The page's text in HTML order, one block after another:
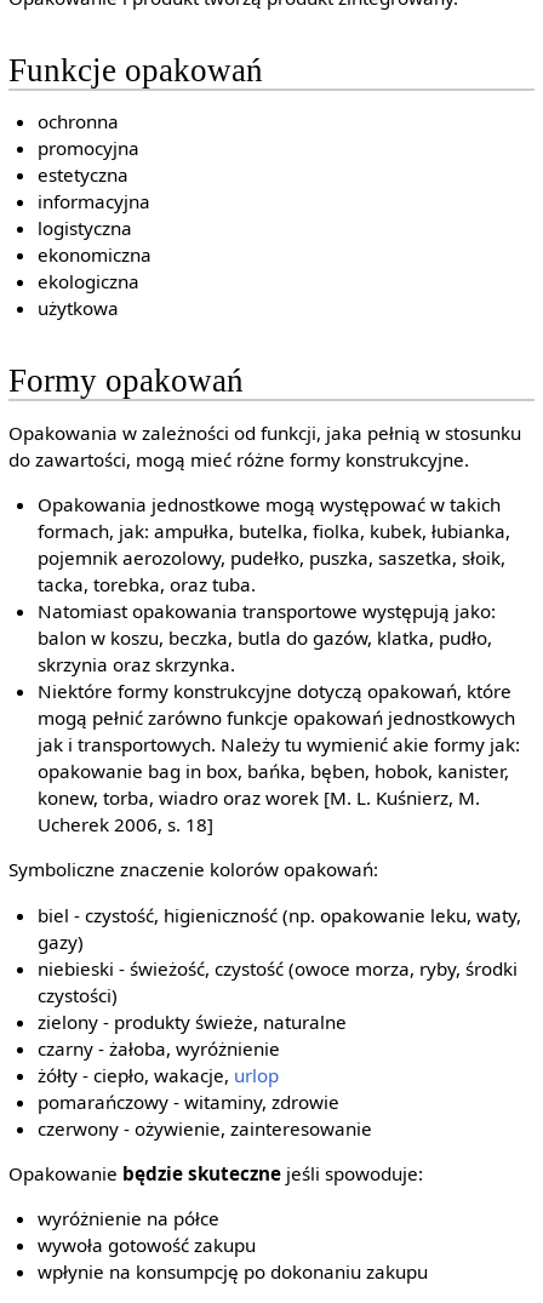
Funkcje opakowań
ochronna
promocyjna
estetyczna
informacyjna
logistyczna
ekonomiczna
ekologiczna
użytkowa
Formy opakowań
Opakowania w zależności od funkcji, jaka pełnią w stosunku
do zawartości, mogą mieć różne formy konstrukcyjne.
Opakowania jednostkowe mogą występować w takich
formach, jak: ampułka, butelka, fiolka, kubek, łubianka,
pojemnik aerozolowy, pudełko, puszka, saszetka, słoik,
tacka, torebka, oraz tuba.
Natomiast opakowania transportowe występują jako:
balon w koszu, beczka, butla do gazów, klatka, pudło,
skrzynia oraz skrzynka.
Niektóre formy konstrukcyjne dotyczą opakowań, które
mogą pełnić zarówno funkcje opakowań jednostkowych
jak i transportowych. Należy tu wymienić akie formy jak:
opakowanie bag in box, bańka, bęben, hobok, kanister,
konew, torba, wiadro oraz worek [M. L. Kuśnierz, M.
Ucherek 2006, s. 18]
Symboliczne znaczenie kolorów opakowań:
biel - czystość, higieniczność (np. opakowanie leku, waty,
gazy)
niebieski - świeżość, czystość (owoce morza, ryby, środki
czystości)
zielony - produkty świeże, naturalne
czarny - żałoba, wyróżnienie
żółty - ciepło, wakacje, urlop
pomarańczowy - witaminy, zdrowie
czerwony - ożywienie, zainteresowanie
Opakowanie będzie skutecznejeśli spowoduje:
wyróżnienie na półce
wywoła gotowość zakupu
wpłynie na konsumpcję po dokonaniu zakupu